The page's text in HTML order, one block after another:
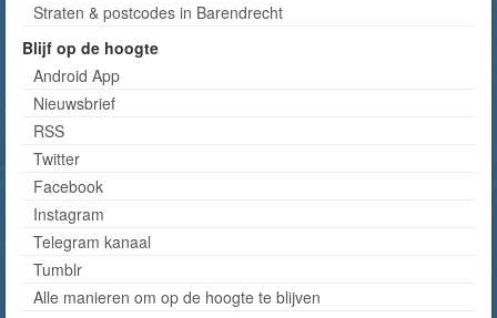
Straten & postcodes in Barendrecht
Blijf op de hoogte
Android App
Nieuwsbrief
RSS
Twitter
Facebook
Instagram
Telegram kanaal
Tumblr
Alle manieren om op de hoogte te blijven